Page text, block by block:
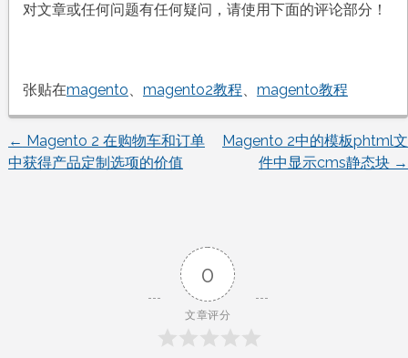
对文章或任何问题有任何疑问，请使用下面的评论部分！
张贴在magento、 magento2教程、 magento教程
文
← Magento 2 在购物车和订单
中获得产品定制选项的价值
Magento 2中的模板phtml文
件中显示cms静态块 →
0
文章评分